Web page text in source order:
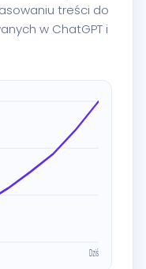
treści do
w ChatGPT i